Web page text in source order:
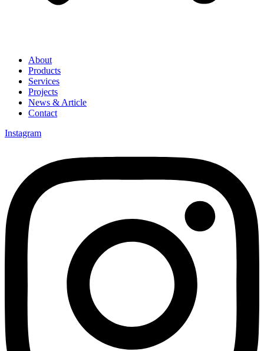
About
Products
Services
Projects
News & Article
Contact
Instagram